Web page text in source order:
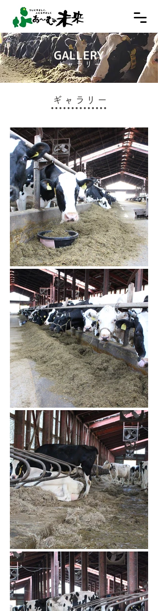
GALLERY
ギャラリー
ギャラリー